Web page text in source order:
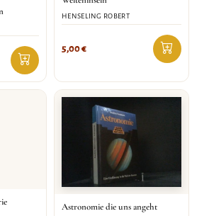
HENSELING ROBERT
5,00€
Astronomie die uns angeht